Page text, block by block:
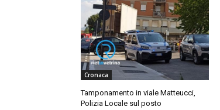
Cronaca
Tamponamento in viale Matteucci,
Polizia Locale sul posto